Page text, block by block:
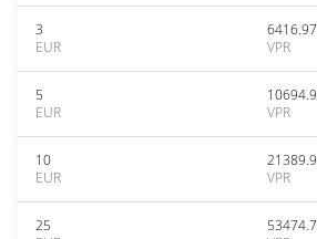
3
EUR
VPR
5
EUR
VPR
10
EUR
VPR
25